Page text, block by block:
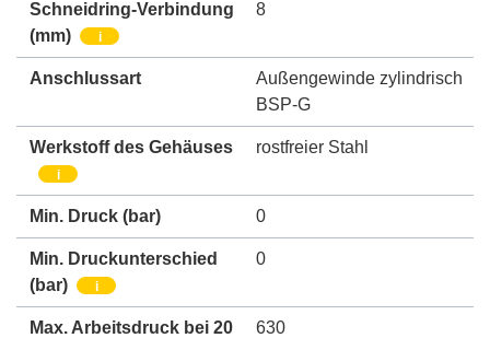
Schneidring-Verbindung
(mm)
i
8
Anschlussart
Außengewinde zylindrisch
BSP-G
Werkstoff des Gehäuses
i
rostfreier Stahl
Min. Druck (bar) 0
Min. Druckunterschied
(bar)
i
0
Max. Arbeitsdruck bei 20
630